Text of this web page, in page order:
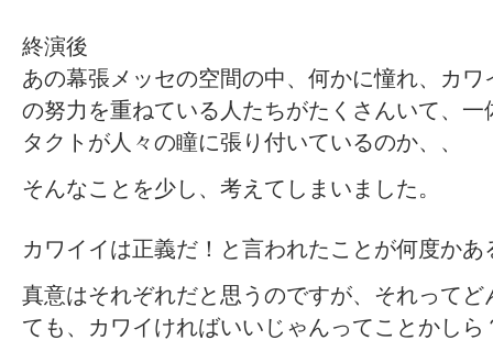
終演後
あの幕張メッセの空間の中、何かに憧れ、カワ
の努力を重ねている人たちがたくさんいて、一
タクトが人々の瞳に張り付いているのか、、
そんなことを少し、考えてしまいました。
カワイイは正義だ！と言われたことが何度かあ
真意はそれぞれだと思うのですが、それってど
ても、カワイければいいじゃんってことかしら